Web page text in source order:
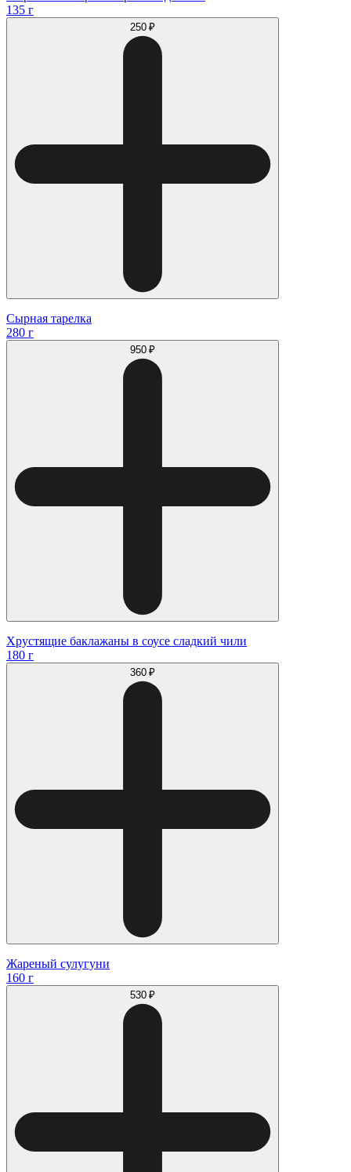
135 г
250 ₽
Сырная тарелка
280 г
950 ₽
Хрустящие баклажаны в соусе сладкий чили
180 г
360 ₽
Жареный сулугуни
160 г
530 ₽